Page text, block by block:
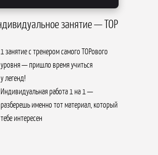
занятие — TOP
1 занятие с тренером самого TOPового
уровня — пришло время учиться
у легенд!
Индивидуальная работа 1 на 1 —
разберешь именно тот материал, который
тебе интересен